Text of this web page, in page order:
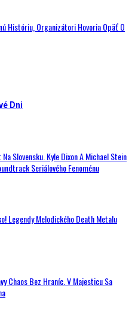
Históriu, Organizátori Hovoria Opäť O
Dni
Slovensku. Kyle Dixon A Michael Stein
Seriálového Fenoménu
Legendy Melodického Death Metalu
Chaos Bez Hraníc. V Majesticu Sa